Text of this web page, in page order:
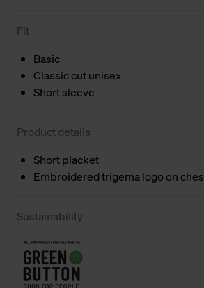
Fit
Basic
Classic cut unisex
Short sleeve
Product details
Short placket
Embroidered trigema logo on
Sustainability